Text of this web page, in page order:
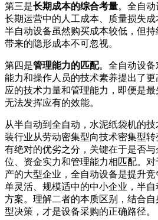
第三是长期成本的综合考量。全自
长期运营中的人工成本、质量损失成
半自动设备虽然购买成本较低，但
带来的隐形成本不可忽视。
第四是管理能力的匹配。全自动设
能力和操作人员的技术素养提出了
应的技术力量和管理能力，即便是
无法发挥应有的效能。
从半自动到全自动，水泥纸袋机的
装行业从劳动密集型向技术密集型
有绝对的优劣之分，关键在于是否
位、资金实力和管理能力相匹配。
产的大型企业，全自动设备是提升
单灵活、规模适中的中小企业，半
方案。理解二者的本质区别，结合
型决策，才是设备采购的正确路径。